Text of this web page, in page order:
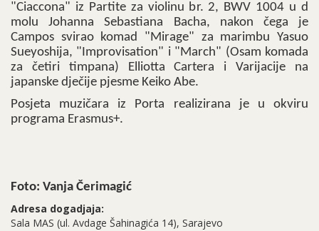
"Ciaccona" iz Partite za violinu br. 2, BWV 1004 u d
molu Johanna Sebastiana Bacha, nakon čega je
Campos svirao komad "Mirage" za marimbu Yasuo
Sueyoshija, "Improvisation" i "March" (Osam komada
za četiri timpana) Elliotta Cartera i Varijacije na
japanske dječije pjesme Keiko Abe.
Posjeta muzičara iz Porta realizirana je u okviru
programa Erasmus+.
Foto: Vanja Čerimagić
Adresa dogadjaja:
Sala MAS (ul. Avdage Šahinagića 14), Sarajevo